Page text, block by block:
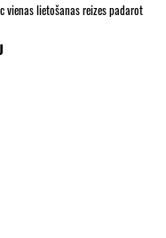
vienas lietošanas reizes padarot